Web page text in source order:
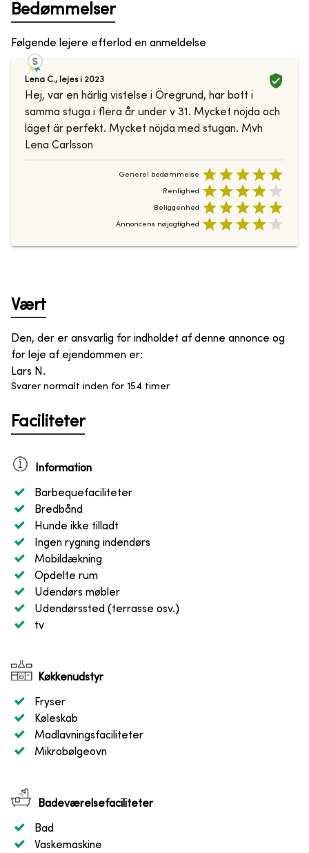
Bedømmelser
Følgende lejere efterlod en anmeldelse
Lena C., lejes i 2023
Hej, var en härlig vistelse i Öregrund, har bott i
samma stuga i flera år under v 31. Mycket nöjda och
läget är perfekt. Mycket nöjda med stugan. Mvh
Lena Carlsson
Generel bedømmelse
Renlighed
Beliggenhed
Annoncens nøjagtighed
Vært
Den, der er ansvarlig for indholdet af denne annonce og
for leje af ejendommen er:
Lars N.
Svarer normalt inden for 154 timer
Faciliteter
Information
Barbequefaciliteter
Bredbånd
Hunde ikke tilladt
Ingen rygning indendørs
Mobildækning
Opdelte rum
Udendørs møbler
Udendørssted (terrasse osv.)
tv
Køkkenudstyr
Fryser
Køleskab
Madlavningsfaciliteter
Mikrobølgeovn
Badeværelsefaciliteter
Bad
Vaskemaskine